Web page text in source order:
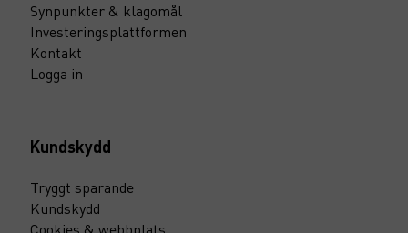
Synpunkter & klagomål
Investeringsplattformen
Kontakt
Logga in
Kundskydd
Tryggt sparande
Kundskydd
Cookies & webbplats